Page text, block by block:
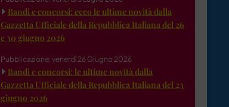
Bandi e concorsi: ecco le ultime novità dalla
Gazzetta Ufficiale della Repubblica Italiana del 26
e 30 giugno 2026
Pubblicazione: venerdì 26 Giugno 2026
Bandi e concorsi: le ultime novità dalla
Gazzetta Ufficiale della Repubblica Italiana del 23
giugno 2026